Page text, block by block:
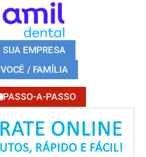
SUA EMPRESA
VOCÊ / FAMÍLIA
PASSO-A-PASSO